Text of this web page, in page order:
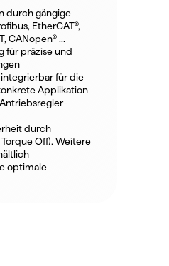
durch gängige
EtherCAT®,
CANopen® ...
für präzise und
integrierbar für die
Applikation
durch
Off). Weitere
optimale